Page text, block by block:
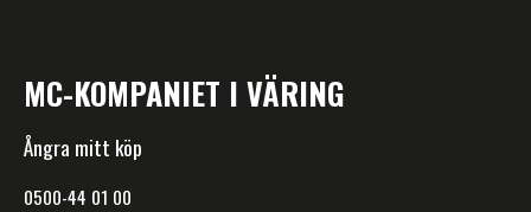
MC-KOMPANIET I VÄRING
Ångra mitt köp
0500-44 01 00